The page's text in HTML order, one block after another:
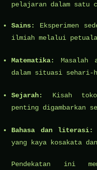
pelajaran dalam satu
Sains:
Eksperimen
ilmiah melalui
Matematika:
Masalah
dalam situasi
Sejarah:
Kisah
penting digambarkan
Bahasa dan literasi:
yang kaya kosakata
Pendekatan ini